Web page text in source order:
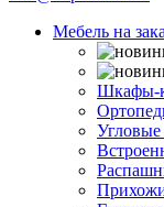
Мебель на
Шкафы-